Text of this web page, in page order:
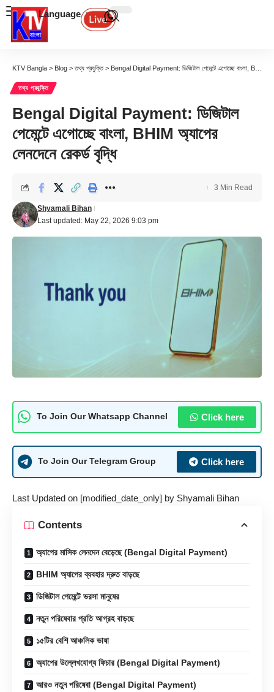
Language
KTV Bangla > Blog >তথ্য প্রযুক্তি> Bengal Digital Payment: ডিজিটাল পেমেন্টে এগোচ্ছে বাংলা, BHIM অ্যাপের লেনদেনে রেকর্ড বৃদ্ধি
তথ্য প্রযুক্তি
Bengal Digital Payment: ডিজিটাল
পেমেন্টে এগোচ্ছে বাংলা, BHIM অ্যাপের
লেনদেনে রেকর্ড বৃদ্ধি
Last updated: May 22, 2026 9:03 pm
Shyamali Bihan
3 Min Read
To Join Our Whatsapp Channel Click here
To Join Our Telegram Group Click here
Last Updated on [modified_date_only] by Shyamali Bihan
Contents
অ্যাপের মাসিক লেনদেন বেড়েছে (Bengal Digital Payment)
BHIM অ্যাপের ব্যবহার দ্রুত বাড়ছে
ডিজিটাল পেমেন্টে ভরসা মানুষের
নতুন পরিষেবার প্রতি আগ্রহ বাড়ছে
১৫টির বেশি আঞ্চলিক ভাষা
অ্যাপের উল্লেখযোগ্য ফিচার (Bengal Digital Payment)
আরও নতুন পরিষেবা (Bengal Digital Payment)